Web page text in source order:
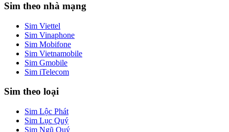
Sim theo nhà mạng
Sim Viettel
Sim Vinaphone
Sim Mobifone
Sim Vietnamobile
Sim Gmobile
Sim iTelecom
Sim theo loại
Sim Lộc Phát
Sim Lục Quý
Sim Ngũ Quý